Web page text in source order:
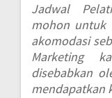
Jadwal
mohon untuk
akomodasi
Marketing
disebabkan
mendapatkan